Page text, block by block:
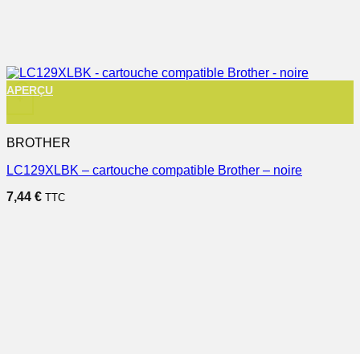
+
APERÇU
BROTHER
LC129XLBK – cartouche compatible Brother – noire
7,44 € TTC